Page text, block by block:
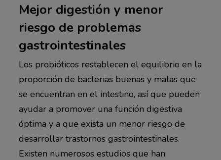
Mejor digestión y menor
riesgo de problemas
gastrointestinales
Los probióticos restablecen el equilibrio en la
proporción de bacterias buenas y malas que
se encuentran en el intestino, así que pueden
ayudar a promover una función digestiva
óptima y a que exista un menor riesgo de
desarrollar trastornos gastrointestinales.
Existen numerosos estudios que han